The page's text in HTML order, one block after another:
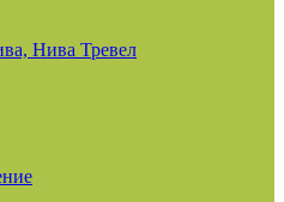
Нива Тревел